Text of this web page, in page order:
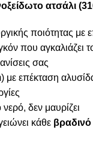
ατσάλι
ποιότητας
που αγκαλιάζει
σας
με επέκταση
δεν μαυρίζει
κάθε